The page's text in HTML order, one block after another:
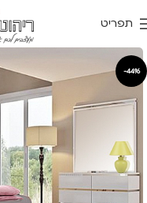
תפריט
-44%